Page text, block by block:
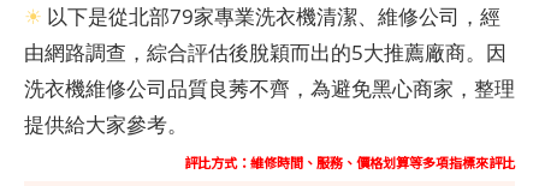
☀ 以下是從北部79家專業洗衣機清潔、維修公司，經
由網路調查，綜合評估後脫穎而出的5大推薦廠商。因
洗衣機維修公司品質良莠不齊，為避免黑心商家，整理
提供給大家參考。
評比方式：維修時間、服務、價格划算等多項指標來評比